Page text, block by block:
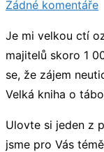
Žádné komentářeu
Je mi velkou ctí
majitelů skoro 1
se, že zájem
Velká kniha o
Ulovte si jeden z
jsme pro Vás